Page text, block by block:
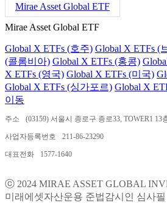
Mirae Asset Global ETF
Mirae Asset Global ETF
Global X ETFs (호주) Global X ETFs (
(콜롬비아) Global X ETFs (홍콩)
X ETFs (영국) Global X ETFs (미국)
Global X ETFs (싱가포르) Global X
이동
주소 (03159) 서울시 종로구 종로33, TOWER1 13
사업자등록번호 211-86-23290
대표전화 1577-1640
ⓒ 2024 MIRAE ASSET GLOBAL
미래에셋자산운용 준법감시인 심사필